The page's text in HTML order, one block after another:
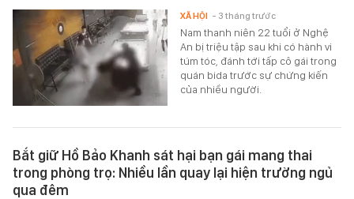
Nam thanh niên 22 tuổi ở Nghệ
An bị triệu tập sau khi có hành vi
túm tóc, đánh tới tấp cô gái trong
quán bida trước sự chứng kiến
của nhiều người.
XÃ HỘI - 3 tháng trước
Bắt giữ Hồ Bảo Khanh sát hại bạn gái mang thai
trong phòng trọ: Nhiều lần quay lại hiện trường ngủ
qua đêm